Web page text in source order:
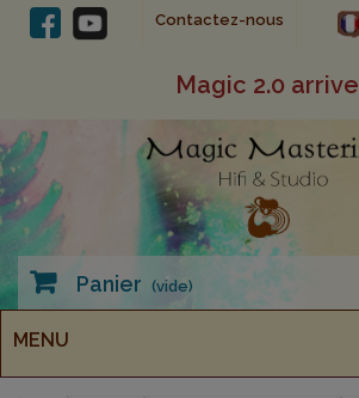
Contactez-nous
Magic 2.0 arrive
Panier (vide)
MENU